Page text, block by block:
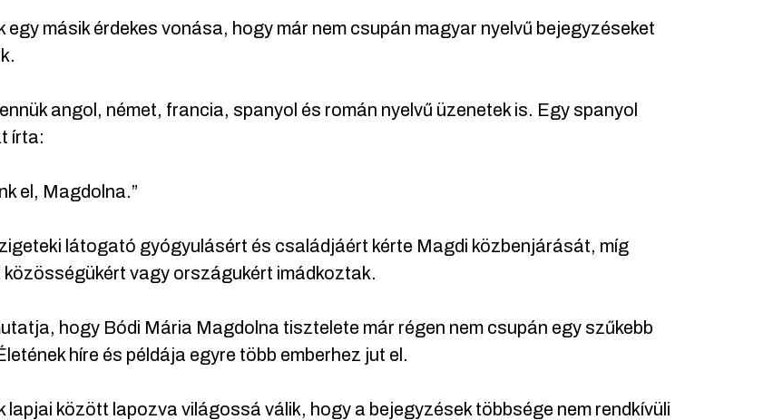
egy másik érdekes vonása, hogy már nem csupán magyar nyelvű bejegyzéseket
angol, német, francia, spanyol és román nyelvű üzenetek is. Egy spanyol
írta:
el, Magdolna.”
látogató gyógyulásért és családjáért kérte Magdi közbenjárását, míg
vagy országukért imádkoztak.
hogy Bódi Mária Magdolna tisztelete már régen nem csupán egy szűkebb
híre és példája egyre több emberhez jut el.
lapjai között lapozva világossá válik, hogy a bejegyzések többsége nem rendkívüli